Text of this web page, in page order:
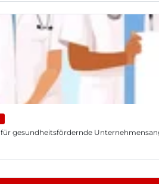
für gesundheitsfördernde